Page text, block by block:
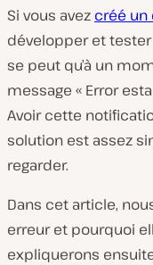
Si vous avez créé un
développer et
se peut qu’à un
message « Error
Avoir cette
solution est assez
regarder.
Dans cet article,
erreur et pourquoi
expliquerons